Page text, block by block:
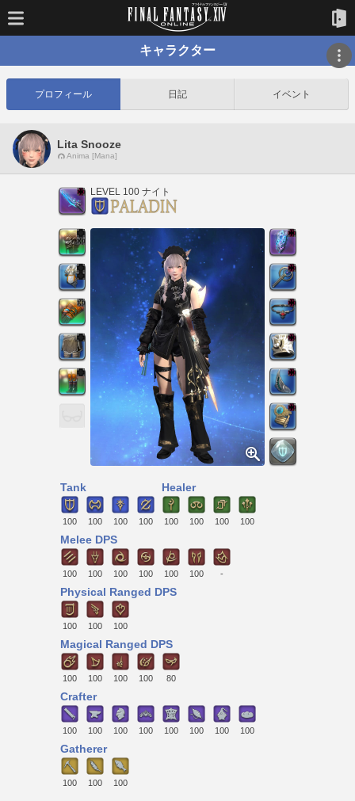
キャラクター
プロフィール 日記 イベント
Lita Snooze
Anima [Mana]
LEVEL 100 ナイト
Tank
100 100 100 100
Healer
100 100 100 100
Melee DPS
100 100 100 100 100 100 -
Physical Ranged DPS
100 100 100
Magical Ranged DPS
100 100 100 100 80
Crafter
100 100 100 100 100 100 100 100
Gatherer
100 100 100